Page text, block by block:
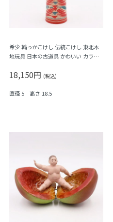
希少 輪っかこけし 伝統こけし 東北木
地玩具 日本の古道具 かわいい カラフ
18,150円 (税込)
直径 5 高さ 18.5